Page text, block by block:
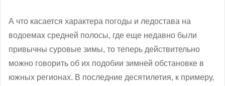
А что касается характера погоды и ледостава на
водоемах средней полосы, где еще недавно были
привычны суровые зимы, то теперь действительно
можно говорить об их подобии зимней обстановке в
южных регионах. В последние десятилетия, к примеру,